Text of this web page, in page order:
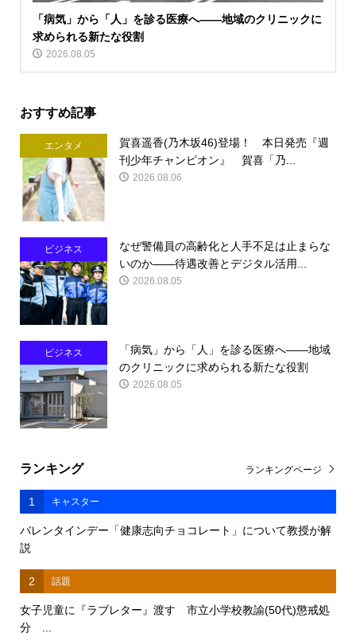
「病気」から「人」を診る医療へ――地域のクリニックに
求められる新たな役割
2026.08.05
おすすめ記事
エンタメ
賀喜遥香(乃木坂46)登場！ 本日発売『週
刊少年チャンピオン』 賀喜「乃...
2026.08.06
ビジネス
なぜ警備員の高齢化と人手不足は止まらな
いのか――待遇改善とデジタル活用...
2026.08.05
ビジネス
「病気」から「人」を診る医療へ――地域
のクリニックに求められる新たな役割
2026.08.05
ランキング
1 キャスター
バレンタインデー「健康志向チョコレート」について教授が解
説
2 話題
女子児童に『ラブレター』渡す 市立小学校教諭(50代)懲戒処
分 ...
ランキングページ